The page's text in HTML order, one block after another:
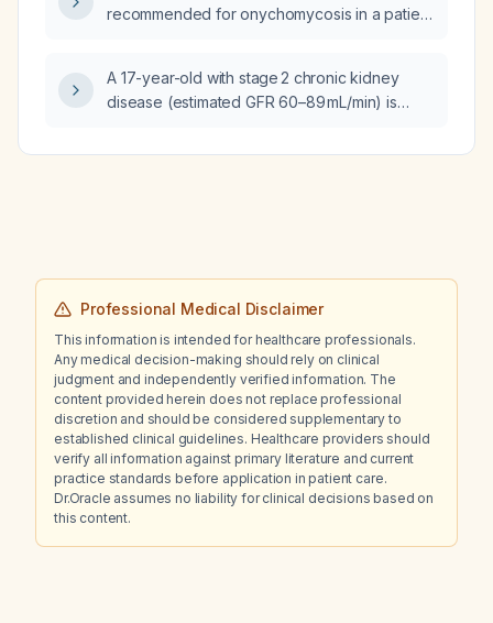
recommended for onychomycosis in a patient
A 17-year-old with stage 2 chronic kidney
disease (estimated GFR 60–89 mL/min) is
what malaria chemoprophylaxis options are
Professional Medical Disclaimer
This information is intended for healthcare professionals.
Any medical decision-making should rely on clinical
judgment and independently verified information. The
content provided herein does not replace professional
discretion and should be considered supplementary to
established clinical guidelines. Healthcare providers should
verify all information against primary literature and current
practice standards before application in patient care.
Dr.Oracle assumes no liability for clinical decisions based on
this content.